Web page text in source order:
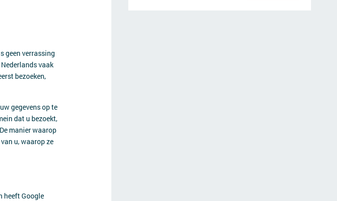
geen verrassing
vaak
bezoeken,
gegevens op te
dat u bezoekt,
manier waarop
u, waarop ze
heeft Google